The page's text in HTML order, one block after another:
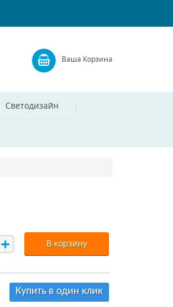
Ваша Корзина
Светодизайн
+ В корзину
Купить в один клик